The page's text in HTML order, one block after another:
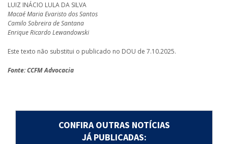
LUIZ INÁCIO LULA DA SILVA
Macaé Maria Evaristo dos Santos
Camilo Sobreira de Santana
Enrique Ricardo Lewandowski
Este texto não substitui o publicado no DOU de 7.10.2025.
Fonte: CCFM Advocacia
CONFIRA OUTRAS NOTÍCIAS
JÁ PUBLICADAS: